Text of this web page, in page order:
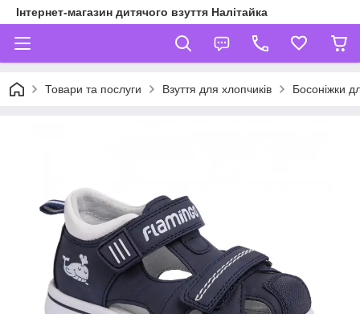
Інтернет-магазин дитячого взуття Налітайка
Товари та послуги Взуття для хлопчиків Босоніжки